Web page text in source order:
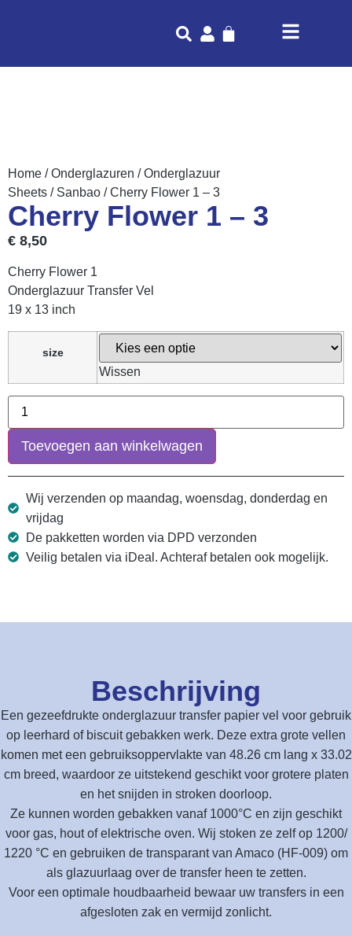
Home /Onderglazuren /Onderglazuur
Sheets / Sanbao / Cherry Flower 1 – 3
Cherry Flower 1 – 3
€ 8,50
Cherry Flower 1
Onderglazuur Transfer Vel
19 x 13 inch
size
Wissen
Toevoegen aan winkelwagen
Wij verzenden op maandag, woensdag, donderdag en
vrijdag
De pakketten worden via DPD verzonden
Veilig betalen via iDeal. Achteraf betalen ook mogelijk.
Beschrijving
Een gezeefdrukte onderglazuur transfer papier vel voor gebruik
op leerhard of biscuit gebakken werk. Deze extra grote vellen
komen met een gebruiksoppervlakte van 48.26 cm lang x 33.02
cm breed, waardoor ze uitstekend geschikt voor grotere platen
en het snijden in stroken doorloop.
Ze kunnen worden gebakken vanaf 1000°C en zijn geschikt
voor gas, hout of elektrische oven. Wij stoken ze zelf op 1200/
1220 °C en gebruiken de transparant van Amaco (HF-009) om
als glazuurlaag over de transfer heen te zetten.
Voor een optimale houdbaarheid bewaar uw transfers in een
afgesloten zak en vermijd zonlicht.